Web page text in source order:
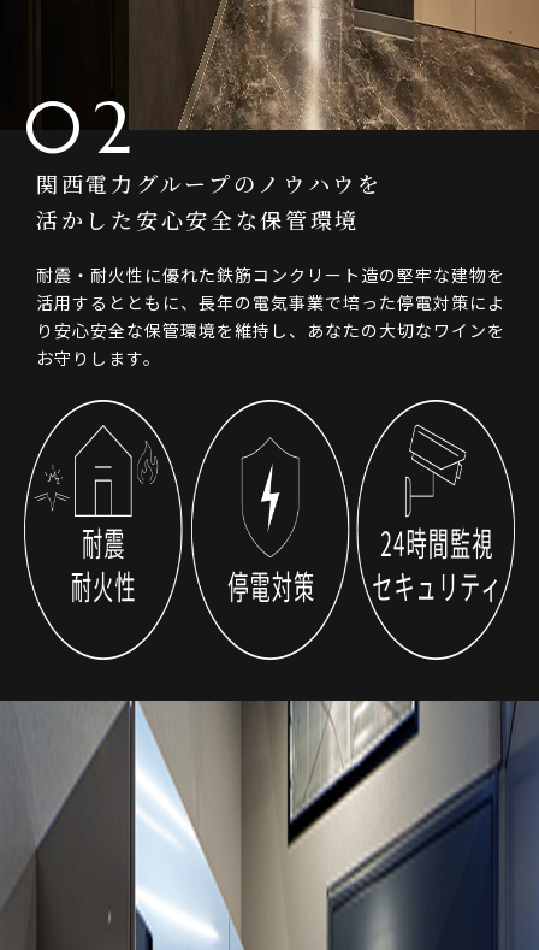
02
関西電力グループのノウハウを
活かした 安心安全な保管環境
耐震・耐火性に優れた鉄筋コンクリート造の堅牢な建物を
活用するとともに、長年の電気事業で培った停電対策によ
り安心安全な保管環境を維持し、あなたの大切なワインを
お守りします。